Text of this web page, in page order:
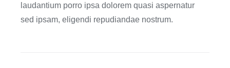
laudantium porro ipsa dolorem quasi aspernatur
sed ipsam, eligendi repudiandae nostrum.